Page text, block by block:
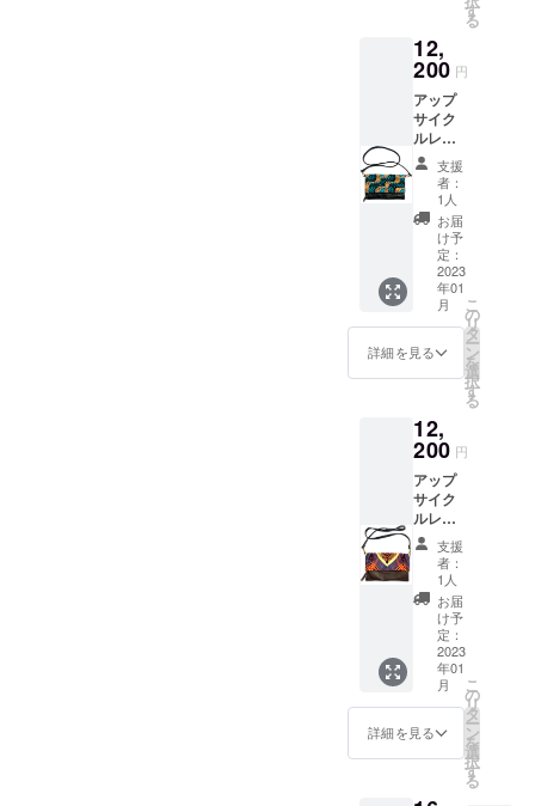
本にて
再度検
品し、
梱包し
て発送
となり
ます。
ケニア
からは
通常4週
間程度
で日本
に到着
となり
ます
が、ま
れに物
月を超
えるこ
とがご
ざいま
す。 お
届け期
間に関
しまし
ては、
目安と
なりま
すの
で、お
約束で
きかね
とを何
卒ご了
の柄の
位置が
写真と
は異な
る場合
がござ
いま
す。予
めご了
承くだ
さい。
※商品の
お届け
につい
て 商品
はケニ
アから
国際郵
後、日
本にて
再度検
品し、
梱包し
て発送
となり
ます。
ケニア
からは
通常4週
間程度
で日本
に到着
となり
ます
が、ま
す
る
12,
200 円
アップ
サイク
ルレ
ザーサ
コッ
シュ
（グ
リーン
ウェー
ブ）
★★注
意★★
キテン
ゲ部分
の柄の
模様の
写真と
は異な
る場合
がござ
いま
す。予
めご了
承くだ
さい。
※商品の
お届け
につい
て 商品
はケニ
アから
国際郵
便にて
支援
者：
1人
お届
け予
定：
2023
年01
月
詳細を見る
こ
の
リ
タ
ー
ン
を
選
択
す
る
12,
200 円
アップ
サイク
ルレ
ザーサ
コッ
シュ
（マサ
イバイ
ブ）
★★注
意★★
キテン
ゲ部分
の柄の
模様の
位置が
支援
者：
1人
お届
け予
定：
2023
年01
月
詳細を見る
こ
の
リ
タ
ー
ン
を
選
択
す
る